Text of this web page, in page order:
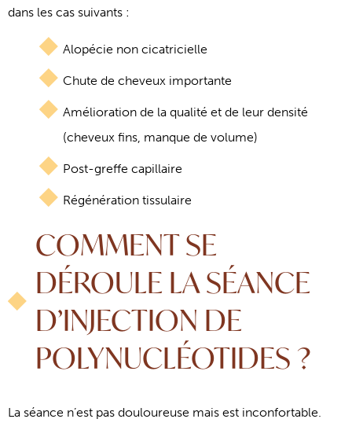
dans les cas suivants :
Alopécie non cicatricielle
Chute de cheveux importante
Amélioration de la qualité et de leur densité
(cheveux fins, manque de volume)
Post-greffe capillaire
Régénération tissulaire
COMMENT SE
DÉROULE LA SÉANCE
D’INJECTION DE
POLYNUCLÉOTIDES ?
La séance n’est pas douloureuse mais est inconfortable.